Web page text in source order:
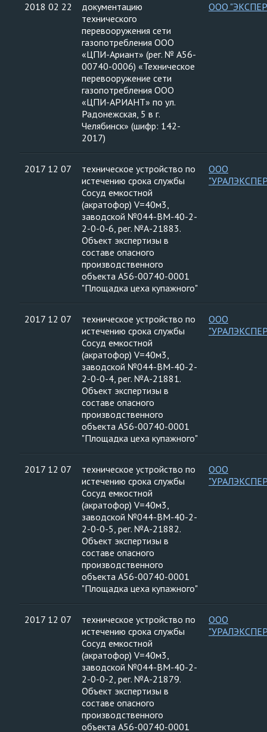
2018 02 22
документацию
технического
перевооружения сети
газопотребления ООО
«ЦПИ-Ариант» (рег. № А56-
00740-0006) «Техническое
перевооружение сети
газопотребления ООО
«ЦПИ-АРИАНТ» по ул.
Радонежская, 5 в г.
Челябинск» (шифр: 142-
2017)
ООО
2017 12 07
техническое устройство по
истечению срока службы
Сосуд емкостной
(акратофор) V=40м3,
заводской №044-ВМ-40-2-
2-0-0-6, рег. №А-21883.
Объект экспертизы в
составе опасного
производственного
объекта А56-00740-0001
"Площадка цеха купажного"
ООО
2017 12 07
техническое устройство по
истечению срока службы
Сосуд емкостной
(акратофор) V=40м3,
заводской №044-ВМ-40-2-
2-0-0-4, рег. №А-21881.
Объект экспертизы в
составе опасного
производственного
объекта А56-00740-0001
"Площадка цеха купажного"
ООО
2017 12 07
техническое устройство по
истечению срока службы
Сосуд емкостной
(акратофор) V=40м3,
заводской №044-ВМ-40-2-
2-0-0-5, рег. №А-21882.
Объект экспертизы в
составе опасного
производственного
объекта А56-00740-0001
"Площадка цеха купажного"
ООО
2017 12 07
техническое устройство по
истечению срока службы
Сосуд емкостной
(акратофор) V=40м3,
заводской №044-ВМ-40-2-
2-0-0-2, рег. №А-21879.
Объект экспертизы в
составе опасного
производственного
объекта А56-00740-0001
ООО